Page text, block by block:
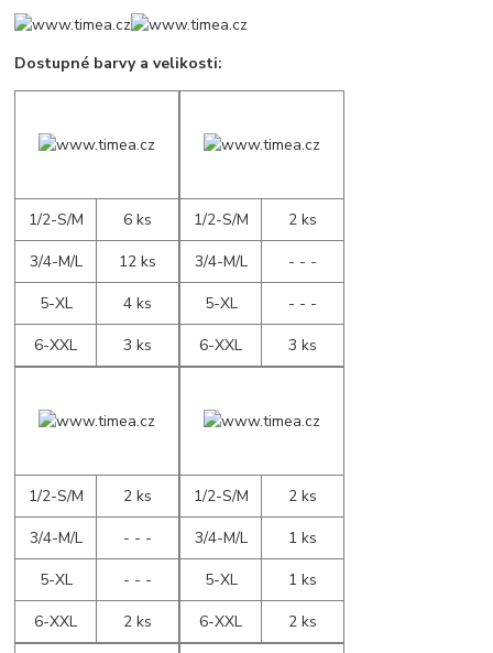
Dostupné barvy a velikosti:
1/2-S/M
6 ks
3/4-M/L
12 ks
5-XL
4 ks
6-XXL
3 ks
1/2-S/M
2 ks
3/4-M/L
- - -
5-XL
- - -
6-XXL
3 ks
1/2-S/M
2 ks
3/4-M/L
- - -
5-XL
- - -
6-XXL
2 ks
1/2-S/M
2 ks
3/4-M/L
1 ks
5-XL
1 ks
6-XXL
2 ks